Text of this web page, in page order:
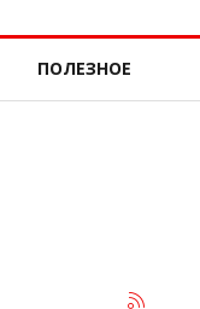
ПОЛЕЗНОЕ